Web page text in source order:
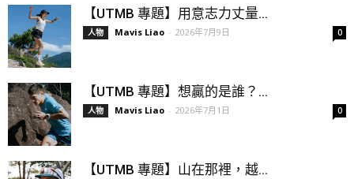
【UTMB 專題】用意志力丈量...
人物 Mavis Liao - 2026年7月9日 0
【UTMB 專題】想贏的是誰？...
人物 Mavis Liao - 2026年7月1日 0
【UTMB 專題】山在那裡，越...